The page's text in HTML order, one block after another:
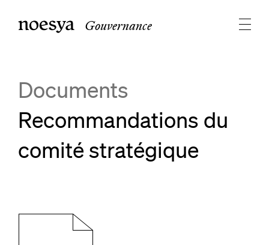
Gouvernance
Documents
Recommandations du
comité stratégique